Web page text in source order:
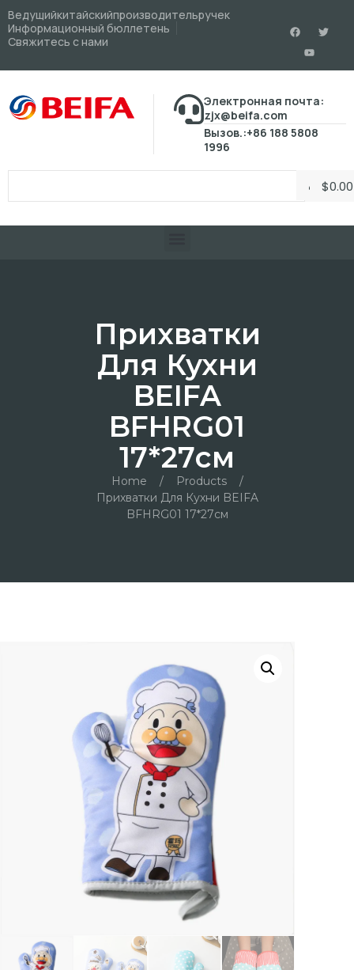
Ведущийкитайскийпроизводительручек
Информационный бюллетень
Свяжитесь с нами
Электронная почта:
zjx@beifa.com
Вызов.:+86 188 5808
1996
$0.00
Прихватки
Для Кухни
BEIFA
BFHRG01
17*27см
Home / Products
/
Прихватки Для Кухни BEIFA
BFHRG01 17*27см